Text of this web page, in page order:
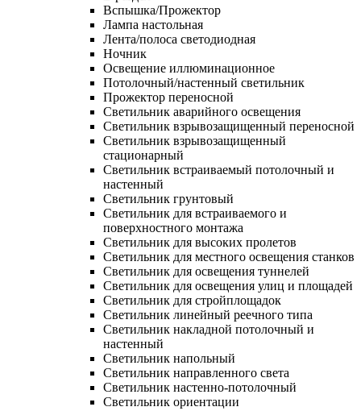
Вспышка/Прожектор
Лампа настольная
Лента/полоса светодиодная
Ночник
Освещение иллюминационное
Потолочный/настенный светильник
Прожектор переносной
Светильник аварийного освещения
Светильник взрывозащищенный переносной
Светильник взрывозащищенный
стационарный
Светильник встраиваемый потолочный и
настенный
Светильник грунтовый
Светильник для встраиваемого и
поверхностного монтажа
Светильник для высоких пролетов
Светильник для местного освещения станков
Светильник для освещения туннелей
Светильник для освещения улиц и площадей
Светильник для стройплощадок
Светильник линейный реечного типа
Светильник накладной потолочный и
настенный
Светильник напольный
Светильник направленного света
Светильник настенно-потолочный
Светильник ориентации